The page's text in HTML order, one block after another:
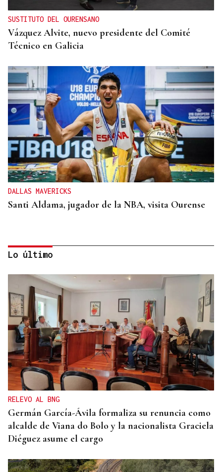
SUSTITUTO DEL OURENSANO
Vázquez Alvite, nuevo presidente del Comité
Técnico en Galicia
DALLAS MAVERICKS
Santi Aldama, jugador de la NBA, visita Ourense
2019, SU PRIMERA GRANDE
Pogacar vuelve a La Vuelta siete años después y
busca conquistar el maillot rojo
Lo último
RELEVO AL BNG
Germán García-Ávila formaliza su renuncia como
alcalde de Viana do Bolo y la nacionalista Graciela
Diéguez asume el cargo